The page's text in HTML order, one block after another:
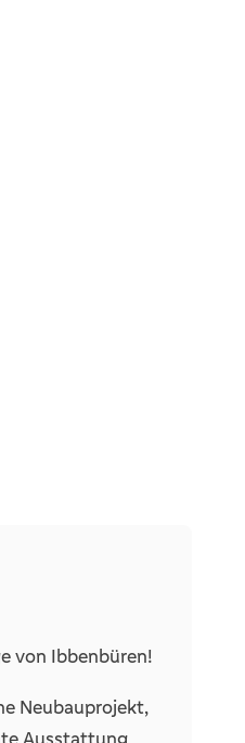
von Ibbenbüren!
Neubauprojekt,